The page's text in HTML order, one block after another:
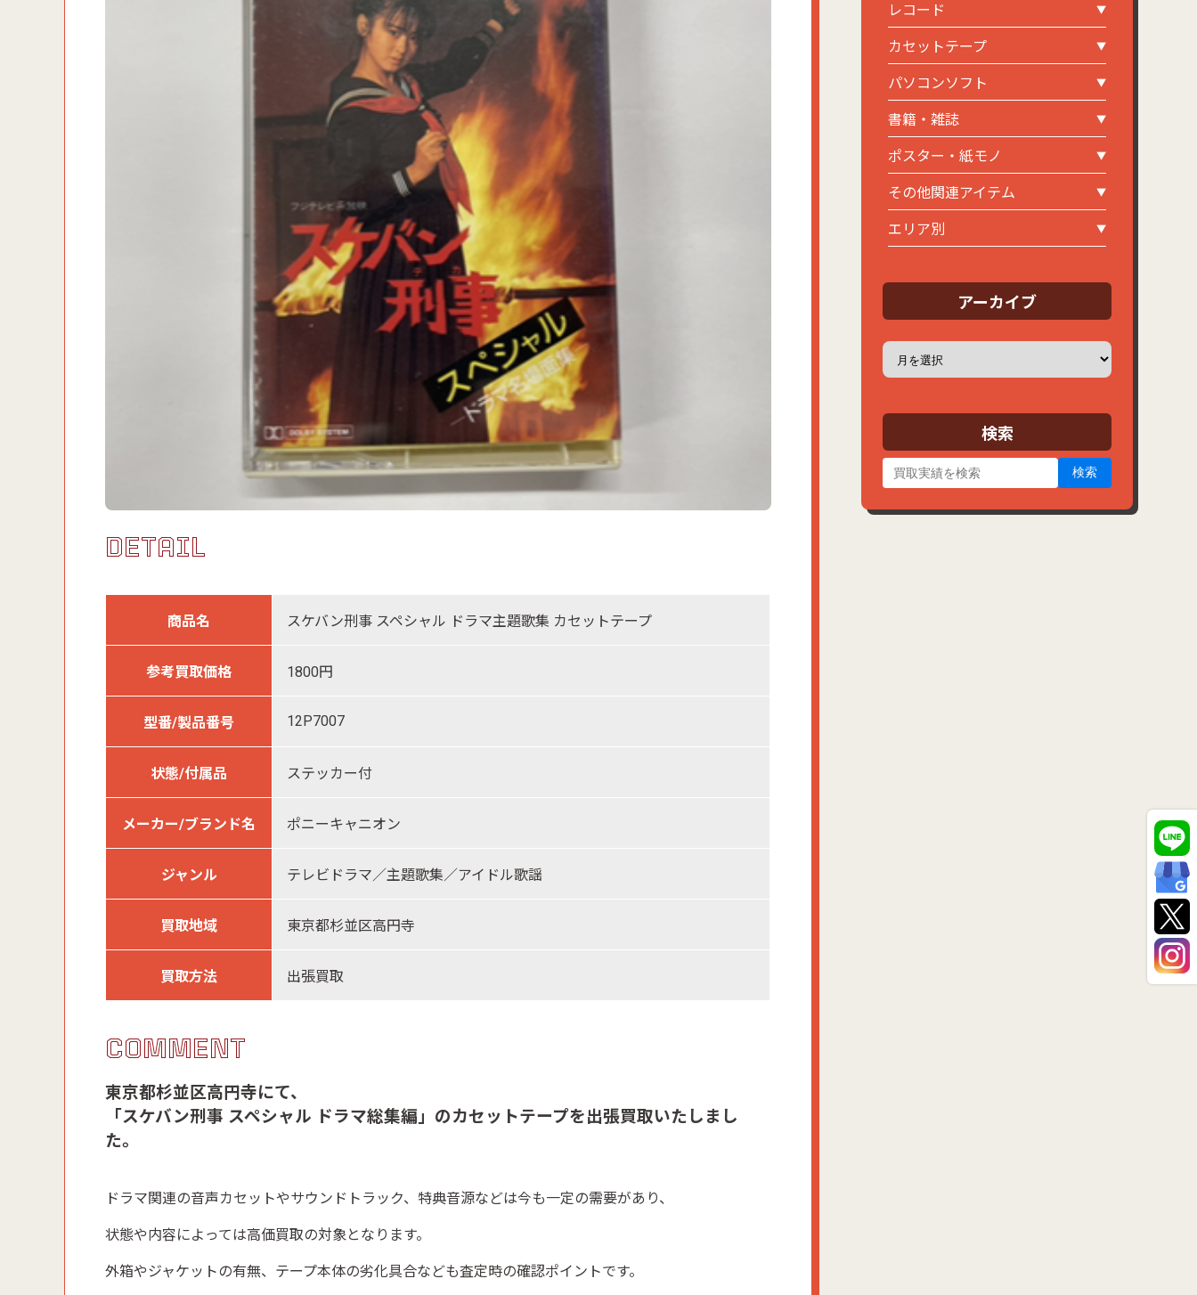
DETAIL
商品名 スケバン刑事 スペシャル ドラマ主題歌集 カセットテープ
参考買取価格 1800円
型番/製品番号 12P7007
状態/付属品 ステッカー付
メーカー/ブランド名 ポニーキャニオン
ジャンル テレビドラマ／主題歌集／アイドル歌謡
買取地域 東京都杉並区高円寺
買取方法 出張買取
COMMENT
東京都杉並区高円寺にて、
「スケバン刑事 スペシャル ドラマ総集編」のカセットテープを出張買取いたしまし
た。
ドラマ関連の音声カセットやサウンドトラック、特典音源などは今も一定の需要があり、
状態や内容によっては高価買取の対象となります。
外箱やジャケットの有無、テープ本体の劣化具合なども査定時の確認ポイントです。
レコード
カセットテープ
パソコンソフト
書籍・雑誌
ポスター・紙モノ
その他関連アイテム
エリア別
アーカイブ
ア
カ
ブ
検索
検索